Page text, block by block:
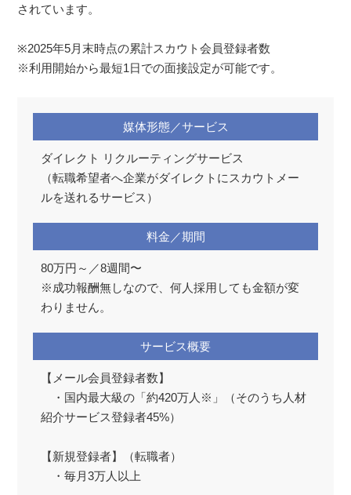
されています。
※2025年5月末時点の累計スカウト会員登録者数
※利用開始から最短1日での面接設定が可能です。
媒体形態／サービス
ダイレクト リクルーティングサービス
（転職希望者へ企業がダイレクトにスカウトメー
ルを送れるサービス）
料金／期間
80万円～／8週間〜
※成功報酬無しなので、何人採用しても金額が変
わりません。
サービス概要
【メール会員登録者数】
・国内最大級の「約420万人※」（そのうち人材
紹介サービス登録者45%）
【新規登録者】（転職者）
・毎月3万人以上